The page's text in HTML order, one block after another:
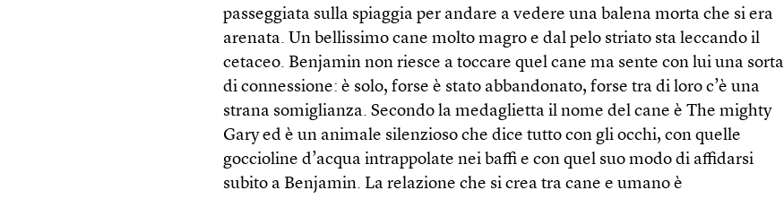
passeggiata sulla spiaggia per andare a vedere una balena morta che si era
arenata. Un bellissimo cane molto magro e dal pelo striato sta leccando il
cetaceo. Benjamin non riesce a toccare quel cane ma sente con lui una sorta
di connessione: è solo, forse è stato abbandonato, forse tra di loro c’è una
strana somiglianza. Secondo la medaglietta il nome del cane è The mighty
Gary ed è un animale silenzioso che dice tutto con gli occhi, con quelle
goccioline d’acqua intrappolate nei baffi e con quel suo modo di affidarsi
subito a Benjamin. La relazione che si crea tra cane e umano è